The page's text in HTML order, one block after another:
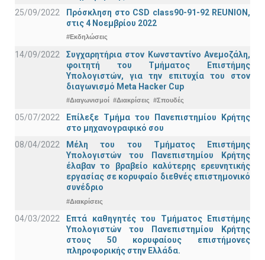
25/09/2022
Πρόσκληση στο CSD class90-91-92 REUNION,
στις 4 Νοεμβρίου 2022
#Εκδηλώσεις
14/09/2022
Συγχαρητήρια στον Κωνσταντίνο Ανεμοζάλη,
φοιτητή του Τμήματος Επιστήμης
Υπολογιστών, για την επιτυχία του στον
διαγωνισμό Meta Hacker Cup
#Διαγωνισμοί #Διακρίσεις #Σπουδές
05/07/2022
Επίλεξε Τμήμα του Πανεπιστημίου Κρήτης
στο μηχανογραφικό σου
08/04/2022
Μέλη του του Τμήματος Επιστήμης
Υπολογιστών του Πανεπιστημίου Κρήτης
έλαβαν το βραβείο καλύτερης ερευνητικής
εργασίας σε κορυφαίο διεθνές επιστημονικό
συνέδριο
#Διακρίσεις
04/03/2022
Επτά καθηγητές του Τμήματος Επιστήμης
Υπολογιστών του Πανεπιστημίου Κρήτης
στους 50 κορυφαίους επιστήμονες
πληροφορικής στην Ελλάδα.